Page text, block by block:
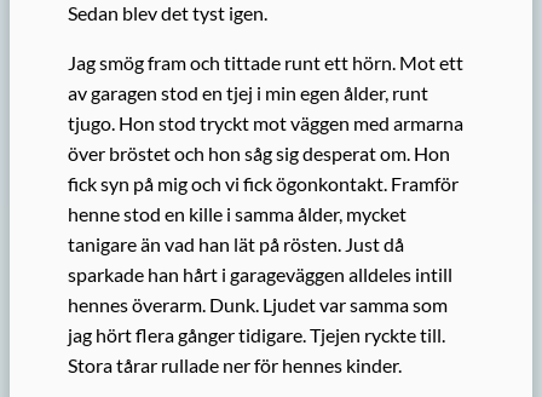
Sedan blev det tyst igen.
Jag smög fram och tittade runt ett hörn. Mot ett
av garagen stod en tjej i min egen ålder, runt
tjugo. Hon stod tryckt mot väggen med armarna
över bröstet och hon såg sig desperat om. Hon
fick syn på mig och vi fick ögonkontakt. Framför
henne stod en kille i samma ålder, mycket
tanigare än vad han lät på rösten. Just då
sparkade han hårt i garageväggen alldeles intill
hennes överarm. Dunk. Ljudet var samma som
jag hört flera gånger tidigare. Tjejen ryckte till.
Stora tårar rullade ner för hennes kinder.